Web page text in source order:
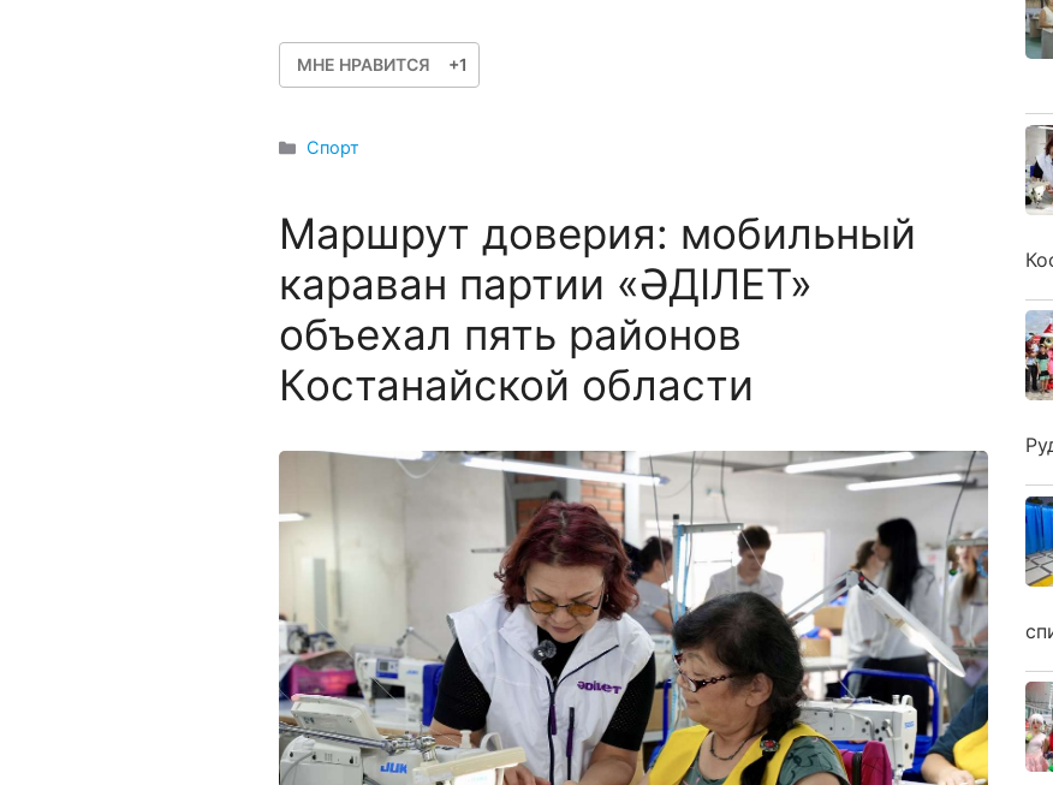
МНЕ НРАВИТСЯ +1
Рубрики
Спорт
Маршрут доверия: мобильный
караван партии «ӘДІЛЕТ»
объехал пять районов
Костанайской области